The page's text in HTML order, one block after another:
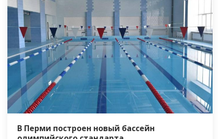
В Перми построен новый бассейн